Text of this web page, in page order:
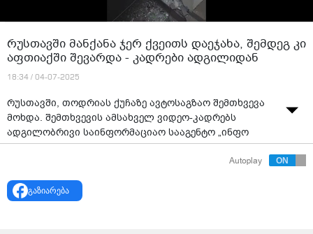
რუსთავში მანქანა ჯერ ქვეითს დაეჯახა, შემდეგ კი
აფთიაქში შევარდა - კადრები ადგილიდან
18:34 / 04-07-2025
რუსთავში, თოდრიას ქუჩაზე ავტოსაგზაო შემთხვევა
მოხდა. შემთხვევის ამსახველ ვიდეო-კადრებს
ადგილობრივი საინფორმაციაო სააგენტო „ინფო
რუსთავი“ ავრცელებს.
სააფთიაქო ქსელის ერთ-ერთ ფილიალში შევარდა.
Autoplay
გაზიარება